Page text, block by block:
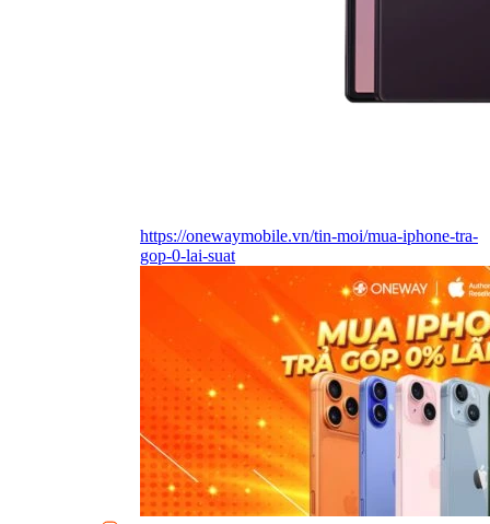
https://onewaymobile.vn/tin-moi/mua-iphone-tra-
gop-0-lai-suat